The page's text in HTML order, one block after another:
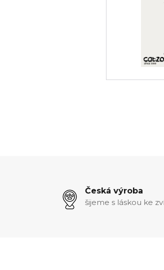
Česká výroba
šijeme s láskou ke